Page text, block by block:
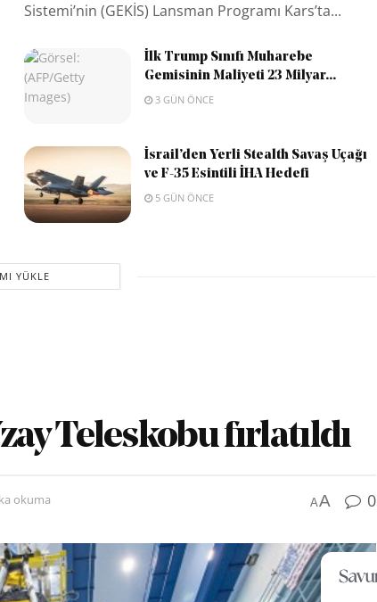
Sistemi’nin (GEKİS) Lansman Programı Kars’ta...
İlk Trump Sınıfı Muharebe
Gemisinin Maliyeti 23 Milyar...
3 GÜN ÖNCE
İsrail’den Yerli Stealth Savaş Uçağı
ve F-35 Esintili İHA Hedefi
5 GÜN ÖNCE
YÜKLE
Teleskobu fırlatıldı
okuma AA 0